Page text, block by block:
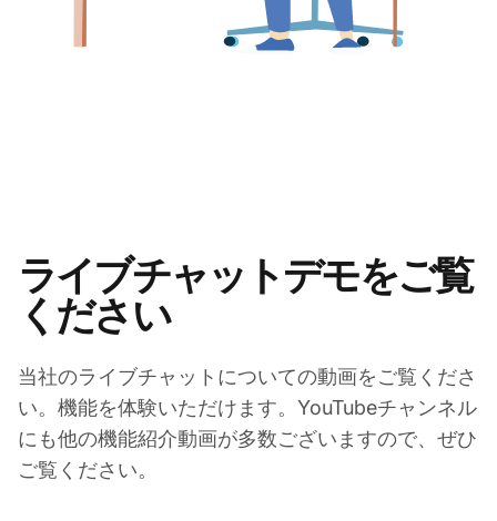
ライブチャットデモをご覧
ください
当社のライブチャットについての動画をご覧くださ
い。機能を体験いただけます。YouTubeチャンネル
にも他の機能紹介動画が多数ございますので、ぜひ
ご覧ください。